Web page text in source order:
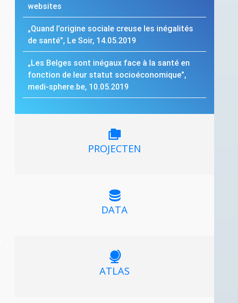
websites
„Quand l’origine sociale creuse les inégalités
de santé”, Le Soir, 14.05.2019
„Les Belges sont inégaux face à la santé en
fonction de leur statut socioéconomique”,
medi-sphere.be, 10.05.2019
PROJECTEN
DATA
ATLAS